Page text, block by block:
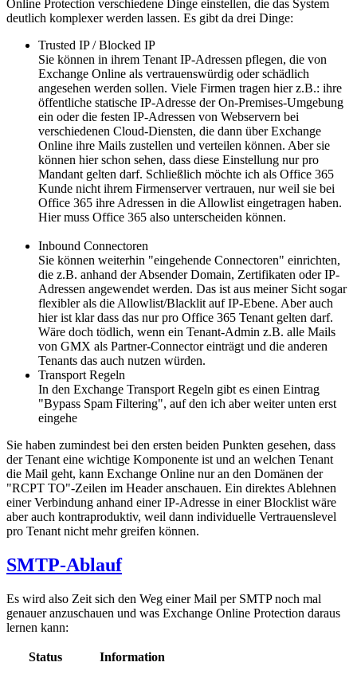
Online Protection verschiedene Dinge einstellen, die das System
deutlich komplexer werden lassen. Es gibt da drei Dinge:
Trusted IP / Blocked IP
Sie können in ihrem Tenant IP-Adressen pflegen, die von
Exchange Online als vertrauenswürdig oder schädlich
angesehen werden sollen. Viele Firmen tragen hier z.B.: ihre
öffentliche statische IP-Adresse der On-Premises-Umgebung
ein oder die festen IP-Adressen von Webservern bei
verschiedenen Cloud-Diensten, die dann über Exchange
Online ihre Mails zustellen und verteilen können. Aber sie
können hier schon sehen, dass diese Einstellung nur pro
Mandant gelten darf. Schließlich möchte ich als Office 365
Kunde nicht ihrem Firmenserver vertrauen, nur weil sie bei
Office 365 ihre Adressen in die Allowlist eingetragen haben.
Hier muss Office 365 also unterscheiden können.
Inbound Connectoren
Sie können weiterhin "eingehende Connectoren" einrichten,
die z.B. anhand der Absender Domain, Zertifikaten oder IP-
Adressen angewendet werden. Das ist aus meiner Sicht sogar
flexibler als die Allowlist/Blacklit auf IP-Ebene. Aber auch
hier ist klar dass das nur pro Office 365 Tenant gelten darf.
Wäre doch tödlich, wenn ein Tenant-Admin z.B. alle Mails
von GMX als Partner-Connector einträgt und die anderen
Tenants das auch nutzen würden.
Transport Regeln
In den Exchange Transport Regeln gibt es einen Eintrag
"Bypass Spam Filtering", auf den ich aber weiter unten erst
eingehe
Sie haben zumindest bei den ersten beiden Punkten gesehen, dass
der Tenant eine wichtige Komponente ist und an welchen Tenant
die Mail geht, kann Exchange Online nur an den Domänen der
"RCPT TO"-Zeilen im Header anschauen. Ein direktes Ablehnen
einer Verbindung anhand einer IP-Adresse in einer Blocklist wäre
aber auch kontraproduktiv, weil dann individuelle Vertrauenslevel
pro Tenant nicht mehr greifen können.
SMTP-Ablauf
Es wird also Zeit sich den Weg einer Mail per SMTP noch mal
genauer anzuschauen und was Exchange Online Protection daraus
lernen kann:
Status Information